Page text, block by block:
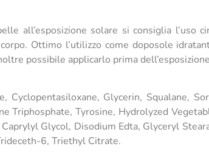
all’esposizione solare si consiglia
Ottimo l’utilizzo come doposole
possibile applicarlo prima
Cyclopentasiloxane, Glycerin, Squalane,
Triphosphate, Tyrosine, Hydrolyzed
Glycol, Disodium Edta, Glyceryl
6, Triethyl Citrate.